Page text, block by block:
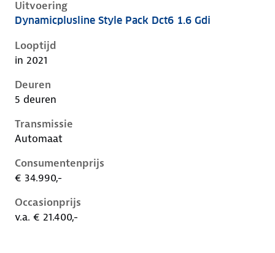
Uitvoering
Kia Niro i-de-1e-facelift, 1.6 gdi, 104 kW, Hybride
Dynamicplusline Style Pack Dct6 1.6 Gdi
Looptijd
in 2021
Deuren
5 deuren
Transmissie
Automaat
Consumentenprijs
€ 34.990,-
Occasionprijs
v.a. € 21.400,-